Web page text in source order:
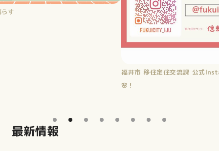
ランキングで見る福井県 バック
最新情報